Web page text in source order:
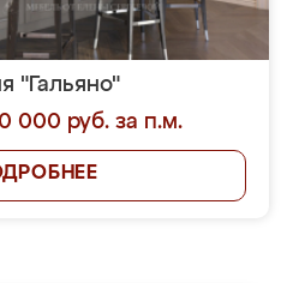
"Гальяно"
000 руб. за п.м.